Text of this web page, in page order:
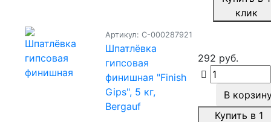
клик
Артикул: С-000287921
Шпатлёвка
гипсовая
финишная "Finish
Gips", 5 кг,
Bergauf
292 руб.
В
Купить в 1